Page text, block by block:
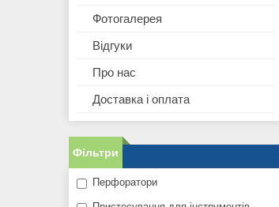
Фотогалерея
Відгуки
Про нас
Доставка і оплата
Фільтри
Перфоратори